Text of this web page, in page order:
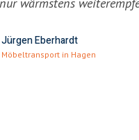
Jürgen Eberhardt
Möbeltransport in Hagen